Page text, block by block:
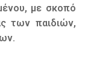
με σκοπό
των παιδιών,